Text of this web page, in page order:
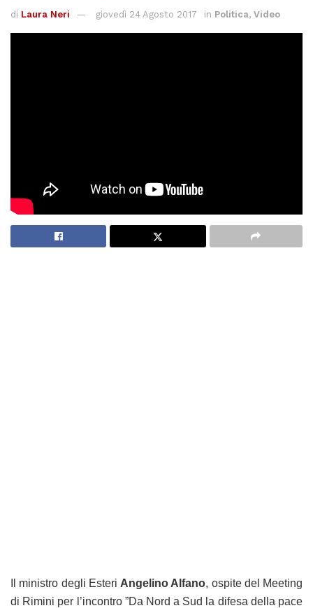
di Laura Neri giovedì 24 Agosto 2017 in Politica, Video
Il ministro degli Esteri Angelino Alfano, ospite del Meeting
di Rimini per l’incontro ”Da Nord a Sud la difesa della pace